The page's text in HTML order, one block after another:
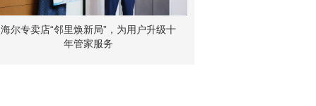
海尔专卖店“邻里焕新局”，为用户升级十
年管家服务